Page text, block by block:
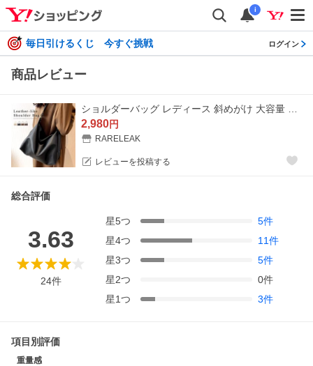
i
毎日引けるくじ 今すぐ挑戦 ログイン
商品レビュー
2,980円
RARELEAK
レビューを投稿する
総合評価
3.63
24件
星5つ 5件
星4つ 11件
星3つ 5件
星2つ 0件
星1つ 3件
項目別評価
重量感